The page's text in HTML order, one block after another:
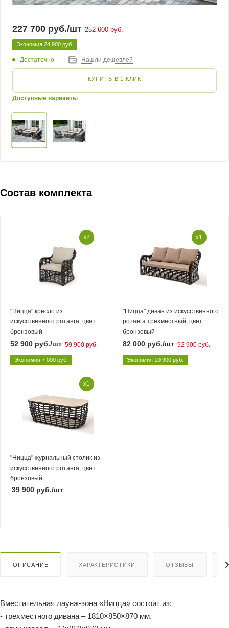
227 700 руб./шт 252 600руб.
Экономия 24 900 руб.
Достаточно Нашли дешевле?
Доступные варианты
КУПИТЬ В 1 КЛИК
Состав комплекта
x2
"Ницца" кресло из
искусственного ротанга, цвет
бронзовый
52 900руб./шт 59 900руб.
Экономия 7 000руб.
x1
"Ницца" диван из искусственного
ротанга трехместный, цвет
бронзовый
82 000 руб./шт 92 900руб.
Экономия 10 900 руб.
x1
"Ницца" журнальный столик из
искусственного ротанга, цвет
бронзовый
39 900руб./шт
ОПИСАНИЕ ХАРАКТЕРИСТИКИ ОТЗЫВЫ
Вместительная лаунж-зона «Ницца» состоит из:
- трехместного дивана – 1810×850×870 мм.